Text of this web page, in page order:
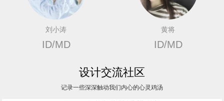
刘小涛
ID/MD
黄将
ID/MD
设计交流社区
记录一些深深触动我们内心的心灵鸡汤